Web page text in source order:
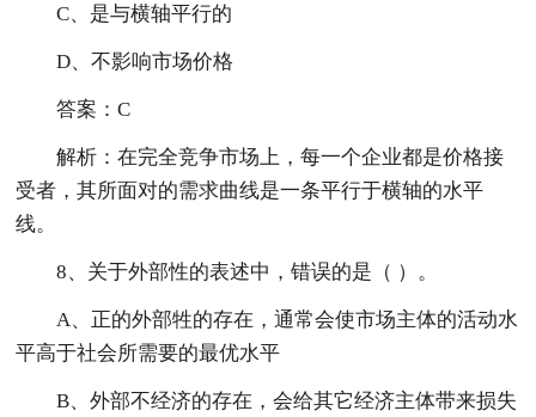
C、是与横轴平行的
D、不影响市场价格
答案：C
解析：在完全竞争市场上，每一个企业都是价格接
受者，其所面对的需求曲线是一条平行于横轴的水平
线。
8、关于外部性的表述中，错误的是（ ）。
A、正的外部牲的存在，通常会使市场主体的活动水
平高于社会所需要的最优水平
B、外部不经济的存在，会给其它经济主体带来损失